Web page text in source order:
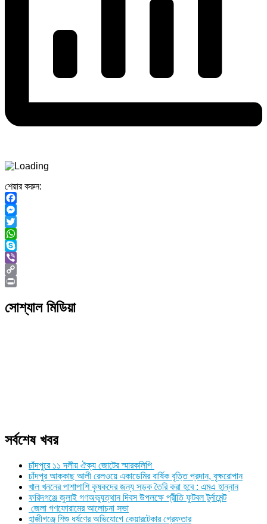
শেয়ার করুন:
Facebook
Messenger
Twitter
WhatsApp
Skype
Viber
Copy
সোশ্যাল মিডিয়া
সর্বশেষ খবর
চাঁদপুরে ১১ দলীয় ঐক্য জোটের স্মারকলিপি
চাঁদপুর আক্কাছ আলী রেলওয়ে একাডেমির বার্ষিক বৃত্তি প্রদান, বৃক্ষরোপান
খাল খননের পাশাপাশি কৃষকদের জন্য সড়ক তৈরি করা হবে : এমএ হান্নান
ফরিদগঞ্জে জুলাই গণঅভ্যুত্থান দিবস উপলক্ষে প্রীতি ফুটবল টুর্নামেন্ট
জেলা গণফোরামের আলোচনা সভা
হাজীগঞ্জে শিশু ধর্ষণের অভিযোগে কেয়ারটেকার গ্রেফতার